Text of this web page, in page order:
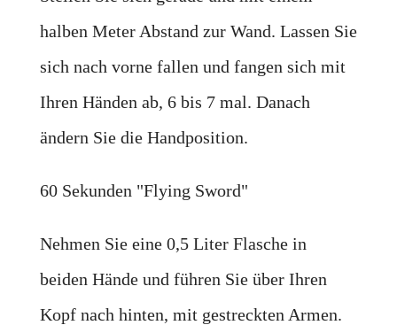
halben Meter Abstand zur Wand. Lassen Sie
sich nach vorne fallen und fangen sich mit
Ihren Händen ab, 6 bis 7 mal. Danach
ändern Sie die Handposition.
60 Sekunden "Flying Sword"
Nehmen Sie eine 0,5 Liter Flasche in
beiden Hände und führen Sie über Ihren
Kopf nach hinten, mit gestreckten Armen.